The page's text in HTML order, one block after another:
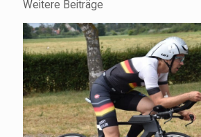
Weitere Beiträge